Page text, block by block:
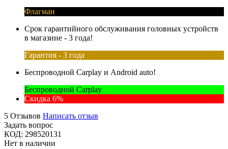
Флагман
Срок гарантийного обслуживания головных устройств
в магазине - 3 года!
Гарантия - 3 года
Беспроводной Carplay и Android auto!
Беспроводной Carplay
Скидка 6%
5 Отзывов Написать отзыв
Задать вопрос
КОД: 298520131
Нет в наличии